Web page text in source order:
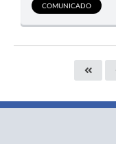
COMUNICADO